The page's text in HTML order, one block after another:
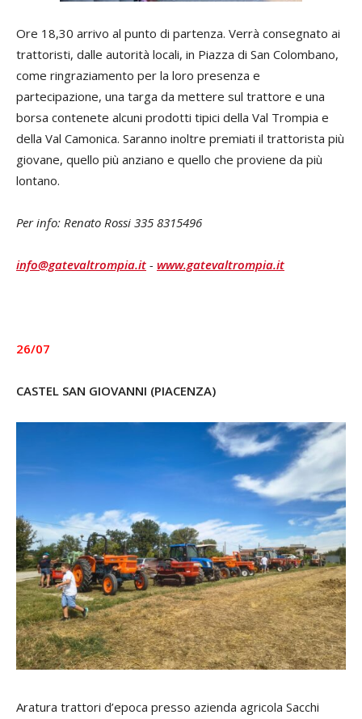
Ore 18,30 arrivo al punto di partenza. Verrà consegnato ai
trattoristi, dalle autorità locali, in Piazza di San Colombano,
come ringraziamento per la loro presenza e
partecipazione, una targa da mettere sul trattore e una
borsa contenete alcuni prodotti tipici della Val Trompia e
della Val Camonica. Saranno inoltre premiati il trattorista più
giovane, quello più anziano e quello che proviene da più
lontano.
Per info: Renato Rossi 335 8315496
info@gatevaltrompia.it - www.gatevaltrompia.it
26/07
CASTEL SAN GIOVANNI (PIACENZA)
Aratura trattori d’epoca presso azienda agricola Sacchi